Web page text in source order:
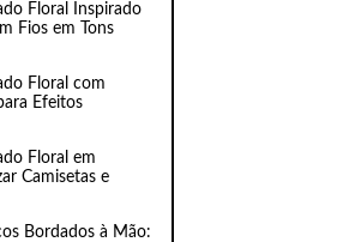
Floral Inspirado
Fios em Tons
Floral com
Efeitos
Floral em
Camisetas e
Bordados à Mão: